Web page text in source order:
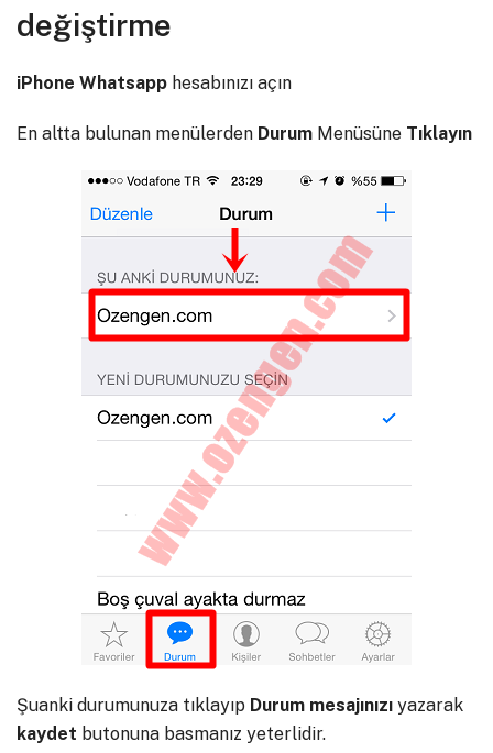
değiştirme
iPhone Whatsapp hesabınızı açın
En altta bulunan menülerden Durum Menüsüne Tıklayın
Şuanki durumunuza tıklayıp Durum mesajınızı yazarak
kaydet butonuna basmanız yeterlidir.